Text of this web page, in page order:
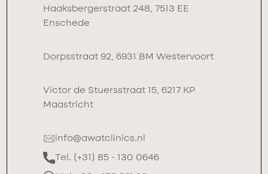
Haaksbergerstraat 248, 7513 EE
Enschede
Dorpsstraat 92, 6931 BM Westervoort
Victor de Stuersstraat 15, 6217 KP
Maastricht
info@awatclinics.nl
Tel. (+31) 85 - 130 0646